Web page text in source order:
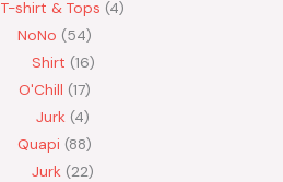
T-shirt & Tops 4
NoNo
54
Shirt 16
O'Chill 17
Jurk 4
Quapi 88
Jurk
22